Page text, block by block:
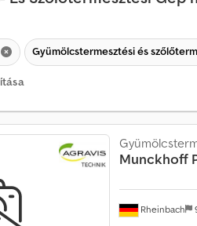
Gyümölcstermesztési és
Rheinbach
Munckhoff
H
v
o
a